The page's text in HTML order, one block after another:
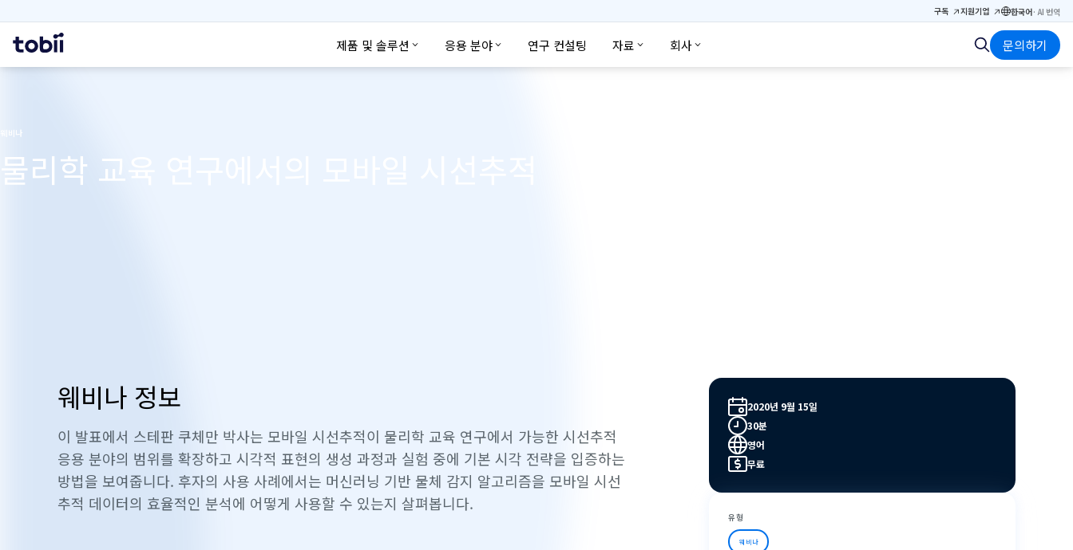
구독 지원기업 한국어· AI 번역
홈 제품 및 솔루션 응용 분야 연구 컨설팅 자료 회사
검색 문의하기
웨비나
물리학 교육 연구에서의 모바일 시선추적
웨비나 정보
이 발표에서 스테판 쿠체만 박사는 모바일 시선추적이 물리학 교육 연구에서 가능한 시선추적
응용 분야의 범위를 확장하고 시각적 표현의 생성 과정과 실험 중에 기본 시각 전략을 입증하는
방법을 보여줍니다. 후자의 사용 사례에서는 머신러닝 기반 물체 감지 알고리즘을 모바일 시선
추적 데이터의 효율적인 분석에 어떻게 사용할 수 있는지 살펴봅니다.
2020년 9월 15일
30분
영어
무료
유형
웨비나